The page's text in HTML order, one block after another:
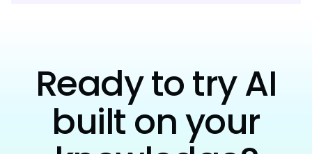
Ready to try AI
built on your